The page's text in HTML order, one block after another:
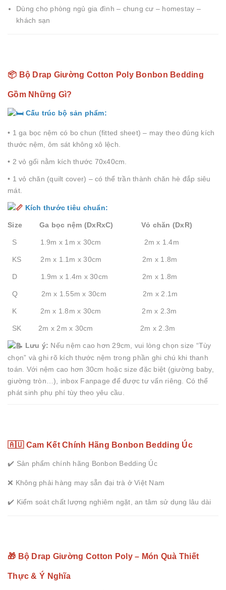
Dùng cho phòng ngủ gia đình – chung cư – homestay –
khách sạn
📦 Bộ Drap Giường Cotton Poly Bonbon Bedding
Gồm Những Gì?
Cấu trúc bộ sản phẩm:
• 1 ga bọc nệm có bo chun (fitted sheet) – may theo đúng kích
thước nệm, ôm sát không xô lệch.
• 2 vỏ gối nằm kích thước 70x40cm.
• 1 vỏ chăn (quilt cover) – có thể trần thành chăn hè đắp siêu
mát.
Kích thước tiêu chuẩn:
Size Ga bọc nệm (DxRxC) Vỏ chăn (DxR)
S 1.9m x 1m x 30cm 2m x 1.4m
KS 2m x 1.1m x 30cm 2m x 1.8m
D 1.9m x 1.4m x 30cm 2m x 1.8m
Q 2m x 1.55m x 30cm 2m x 2.1m
K 2m x 1.8m x 30cm 2m x 2.3m
SK 2m x 2m x 30cm 2m x 2.3m
Lưu ý: Nếu nệm cao hơn 29cm, vui lòng chọn size “Tùy
chọn” và ghi rõ kích thước nệm trong phần ghi chú khi thanh
toán. Với nệm cao hơn 30cm hoặc size đặc biệt (giường baby,
giường tròn…), inbox Fanpage để được tư vấn riêng. Có thể
phát sinh phụ phí tùy theo yêu cầu.
🇦🇺 Cam Kết Chính Hãng Bonbon Bedding Úc
✔️ Sản phẩm chính hãng Bonbon Bedding Úc
❌ Không phải hàng may sẵn đại trà ở Việt Nam
✔️ Kiểm soát chất lượng nghiêm ngặt, an tâm sử dụng lâu dài
🎁 Bộ Drap Giường Cotton Poly – Món Quà Thiết
Thực & Ý Nghĩa